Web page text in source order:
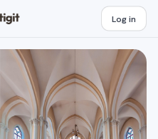
Log in